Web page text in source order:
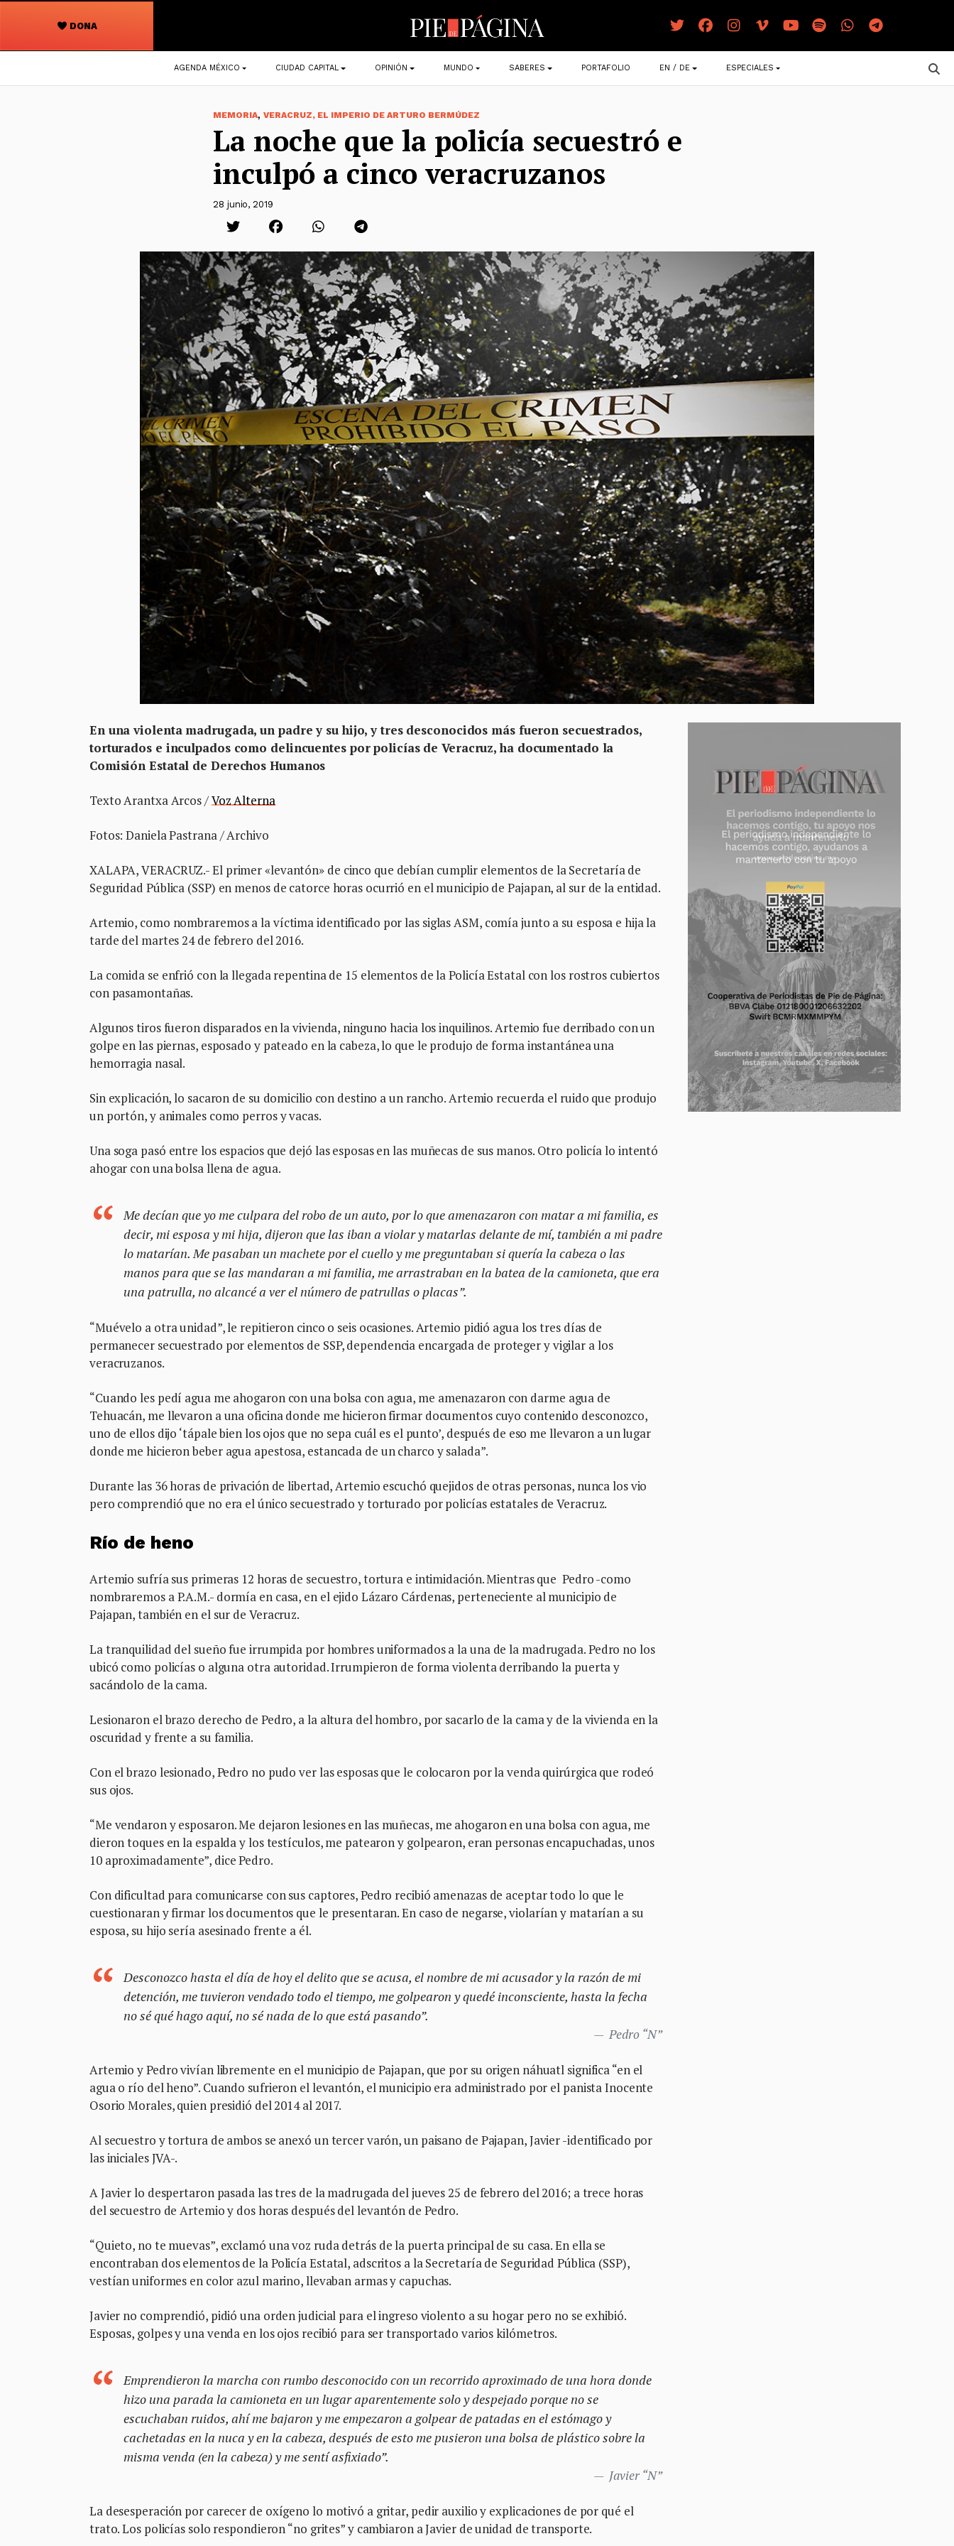
DONA
Navegación
principal
AGENDA MÉXICO CIUDAD CAPITAL OPINIÓN MUNDO SABERES PORTAFOLIO EN / DE ESPECIALES
MEMORIA, VERACRUZ, EL IMPERIO DE ARTURO BERMÚDEZ
La noche que la policía secuestró e
inculpó a cinco veracruzanos
28 junio, 2019
En una violenta madrugada, un padre y su hijo, y tres desconocidos más fueron secuestrados,
torturados e inculpados como delincuentes por policías de Veracruz, ha documentado la
Comisión Estatal de Derechos Humanos
Texto Arantxa Arcos /Voz Alterna
Fotos: Daniela Pastrana / Archivo
XALAPA, VERACRUZ.- El primer «levantón» de cinco que debían cumplir elementos de la Secretaría de
Seguridad Pública (SSP) en menos de catorce horas ocurrió en el municipio de Pajapan, al sur de la entidad.
Artemio, como nombraremos a la víctima identificado por las siglas ASM, comía junto a su esposa e hija la
tarde del martes 24 de febrero del 2016.
La comida se enfrió con la llegada repentina de 15 elementos de la Policía Estatal con los rostros cubiertos
con pasamontañas.
Algunos tiros fueron disparados en la vivienda, ninguno hacia los inquilinos. Artemio fue derribado con un
golpe en las piernas, esposado y pateado en la cabeza, lo que le produjo de forma instantánea una
hemorragia nasal.
Sin explicación, lo sacaron de su domicilio con destino a un rancho. Artemio recuerda el ruido que produjo
un portón, y animales como perros y vacas.
Una soga pasó entre los espacios que dejó las esposas en las muñecas de sus manos. Otro policía lo intentó
ahogar con una bolsa llena de agua.
Me decían que yo me culpara del robo de un auto, por lo que amenazaron con matar a mi familia, es
decir, mi esposa y mi hija, dijeron que las iban a violar y matarlas delante de mí, también a mi padre
lo matarían. Me pasaban un machete por el cuello y me preguntaban si quería la cabeza o las
manos para que se las mandaran a mi familia, me arrastraban en la batea de la camioneta, que era
una patrulla, no alcancé a ver el número de patrullas o placas”.
“Muévelo a otra unidad”, le repitieron cinco o seis ocasiones. Artemio pidió agua los tres días de
permanecer secuestrado por elementos de SSP, dependencia encargada de proteger y vigilar a los
veracruzanos.
“Cuando les pedí agua me ahogaron con una bolsa con agua, me amenazaron con darme agua de
Tehuacán, me llevaron a una oficina donde me hicieron firmar documentos cuyo contenido desconozco,
uno de ellos dijo ‘tápale bien los ojos que no sepa cuál es el punto’, después de eso me llevaron a un lugar
donde me hicieron beber agua apestosa, estancada de un charco y salada”.
Durante las 36 horas de privación de libertad, Artemio escuchó quejidos de otras personas, nunca los vio
pero comprendió que no era el único secuestrado y torturado por policías estatales de Veracruz.
Río de heno
Artemio sufría sus primeras 12 horas de secuestro, tortura e intimidación. Mientras que Pedro -como
nombraremos a P.A.M.- dormía en casa, en el ejido Lázaro Cárdenas, perteneciente al municipio de
Pajapan, también en el sur de Veracruz.
La tranquilidad del sueño fue irrumpida por hombres uniformados a la una de la madrugada. Pedro no los
ubicó como policías o alguna otra autoridad. Irrumpieron de forma violenta derribando la puerta y
sacándolo de la cama.
Lesionaron el brazo derecho de Pedro, a la altura del hombro, por sacarlo de la cama y de la vivienda en la
oscuridad y frente a su familia.
Con el brazo lesionado, Pedro no pudo ver las esposas que le colocaron por la venda quirúrgica que rodeó
sus ojos.
“Me vendaron y esposaron. Me dejaron lesiones en las muñecas, me ahogaron en una bolsa con agua, me
dieron toques en la espalda y los testículos, me patearon y golpearon, eran personas encapuchadas, unos
10 aproximadamente”, dice Pedro.
Con dificultad para comunicarse con sus captores, Pedro recibió amenazas de aceptar todo lo que le
cuestionaran y firmar los documentos que le presentaran. En caso de negarse, violarían y matarían a su
esposa, su hijo sería asesinado frente a él.
Desconozco hasta el día de hoy el delito que se acusa, el nombre de mi acusador y la razón de mi
detención, me tuvieron vendado todo el tiempo, me golpearon y quedé inconsciente, hasta la fecha
no sé qué hago aquí, no sé nada de lo que está pasando”.
Pedro “N”
Artemio y Pedro vivían libremente en el municipio de Pajapan, que por su origen náhuatl significa “en el
agua o río del heno”. Cuando sufrieron el levantón, el municipio era administrado por el panista Inocente
Osorio Morales, quien presidió del 2014 al 2017.
Al secuestro y tortura de ambos se anexó un tercer varón, un paisano de Pajapan, Javier -identificado por
las iniciales JVA-.
A Javier lo despertaron pasada las tres de la madrugada del jueves 25 de febrero del 2016; a trece horas
del secuestro de Artemio y dos horas después del levantón de Pedro.
“Quieto, no te muevas”, exclamó una voz ruda detrás de la puerta principal de su casa. En ella se
encontraban dos elementos de la Policía Estatal, adscritos a la Secretaría de Seguridad Pública (SSP),
vestían uniformes en color azul marino, llevaban armas y capuchas.
Javier no comprendió, pidió una orden judicial para el ingreso violento a su hogar pero no se exhibió.
Esposas, golpes y una venda en los ojos recibió para ser transportado varios kilómetros.
Emprendieron la marcha con rumbo desconocido con un recorrido aproximado de una hora donde
hizo una parada la camioneta en un lugar aparentemente solo y despejado porque no se
escuchaban ruidos, ahí me bajaron y me empezaron a golpear de patadas en el estómago y
cachetadas en la nuca y en la cabeza, después de esto me pusieron una bolsa de plástico sobre la
misma venda (en la cabeza) y me sentí asfixiado”.
Javier “N”
La desesperación por carecer de oxígeno lo motivó a gritar, pedir auxilio y explicaciones de por qué el
trato. Los policías solo respondieron “no grites” y cambiaron a Javier de unidad de transporte.